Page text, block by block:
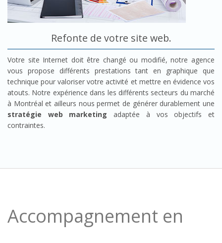
Refonte de votre site web.
Votre site Internet doit être changé ou modifié, notre agence
vous propose différents prestations tant en graphique que
technique pour valoriser votre activité et mettre en évidence vos
atouts. Notre expérience dans les différents secteurs du marché
à Montréal et ailleurs nous permet de générer durablement une
stratégie web marketing adaptée à vos objectifs et
contraintes.
Accompagnement en